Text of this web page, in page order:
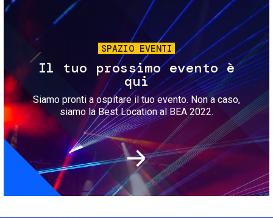
SPAZIO EVENTI
Il tuo prossimo evento è
qui
Siamo pronti a ospitare il tuo evento. Non a caso,
siamo la Best Location al BEA 2022.